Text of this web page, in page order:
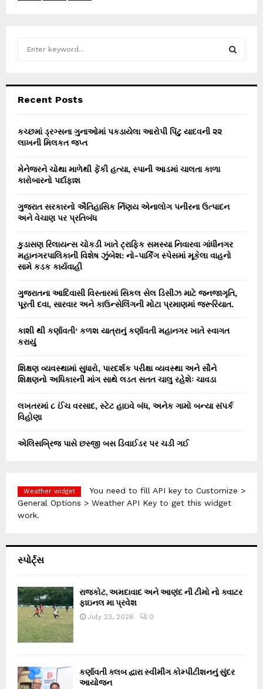
h
o
r
Recent Posts
કચ્છમાં ડ્રગ્સના ગુનાઓમાં પકડાયેલા આરોપી પિંટુ યાદવની ૨૨
લાખની મિલકત જપ્ત
મેનેજરને ચોથા માળેથી ફેંકી હત્યા, સ્પાની આડમાં ચાલતા કાળા
કારોબારનો પર્દાફાશ
ગુજરાત સરકારનો ઐતિહાસિક ર્નિણય એનાલોગ પનીરના ઉત્પાદન
અને વેચાણ પર પ્રતિબંધ
કુડાસણ રિલાયન્સ ચોકડી ખાતે ટ્રાફિક સમસ્યા નિવારવા ગાંધીનગર
મહાનગરપાલિકાની વિશેષ ઝુંબેશ: નો-પાર્કિંગ સ્પેસમાં મૂકેલા વાહનો
સામે કડક કાર્યવાહી
ગુજરાતના આદિવાસી વિસ્તારમાં સિકલ સેલ ડિસીઝ માટે જનજાગૃતિ,
પૂરતી દવા, સારવાર અને કાઉન્સેલિંગની મોટા પ્રમાણમાં જરૂરિયાત.
કાશી થી કર્ણાવતી‘ કળશ યાત્રાનું કર્ણાવતી મહાનગર ખાતે સ્વાગત
કરાયું
શિક્ષણ વ્યવસ્થામાં સુધારો, પારદર્શક પરીક્ષા વ્યવસ્થા અને સૌને
શિક્ષણનો અધિકારની માંગ સાથે લડત સતત ચાલુ રહેશેઃ ચાવડા
લખતરમાં ૮ ઈંચ વરસાદ, સ્ટેટ હાઇવે બંધ, અનેક ગામો બન્યા સંપર્ક
વિહોણા
એલિસબ્રિજ પાસે છસ્જી બસ ડિવાઈડર પર ચડી ગઈ
Weather widget
You need to fill API key to Customize >
General Options > Weather API Key to get this widget
work.
સ્પોર્ટ્સ
રાજકોટ, અમદાવાદ અને આણંદ ની ટીમો નો ક્વાટર
ફાઇનલ મા પ્રવેશ
July 23, 2026 0
કર્ણાવતી ક્લબ દ્વારા સ્વીમીંગ કોમ્પીટીશનનું સુંદર
આયોજન